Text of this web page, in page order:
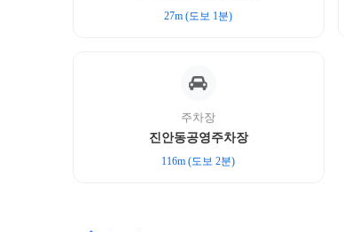
27m (도보 1분)
주차장
진안동공영주차장
116m (도보 2분)